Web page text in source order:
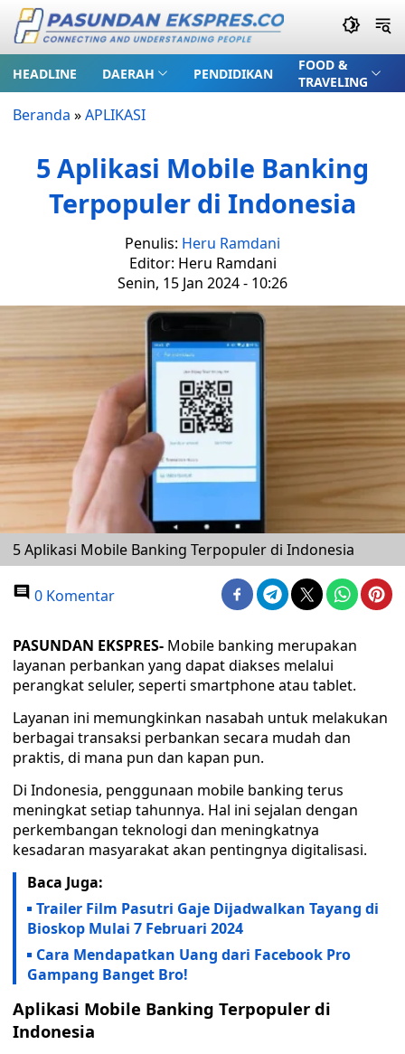
HEADLINE DAERAH PENDIDIKAN
FOOD &
TRAVELING
Beranda »APLIKASI
5 Aplikasi Mobile Banking
Terpopuler di Indonesia
Penulis: Heru Ramdani
Editor: Heru Ramdani
Senin, 15 Jan 2024 - 10:26
5 Aplikasi Mobile Banking Terpopuler di Indonesia
0 Komentar
PASUNDAN EKSPRES- Mobile banking merupakan
layanan perbankan yang dapat diakses melalui
perangkat seluler, seperti smartphone atau tablet.
Layanan ini memungkinkan nasabah untuk melakukan
berbagai transaksi perbankan secara mudah dan
praktis, di mana pun dan kapan pun.
Di Indonesia, penggunaan mobile banking terus
meningkat setiap tahunnya. Hal ini sejalan dengan
perkembangan teknologi dan meningkatnya
kesadaran masyarakat akan pentingnya digitalisasi.
Baca Juga:
Trailer Film Pasutri Gaje Dijadwalkan Tayang di
Bioskop Mulai 7 Februari 2024
Cara Mendapatkan Uang dari Facebook Pro
Gampang Banget Bro!
Aplikasi Mobile Banking Terpopuler di
Indonesia